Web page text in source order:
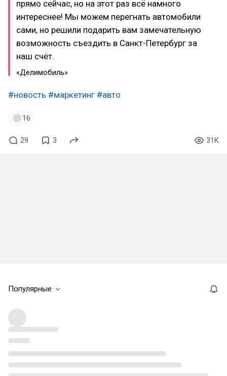
прямо сейчас, но на этот раз всё намного
интереснее! Мы можем перегнать автомобили
сами, но решили подарить вам замечательную
возможность съездить в Санкт-Петербург за
наш счёт.
«Делимобиль»
#новость #маркетинг #авто
16
29 3 31K
Популярные